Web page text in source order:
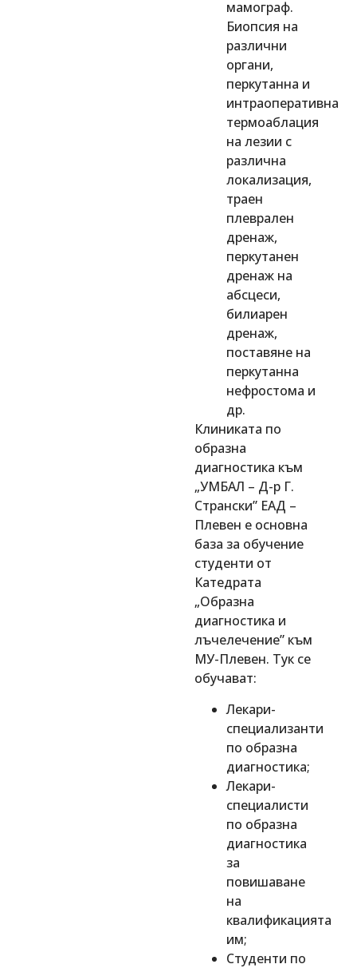
мамограф.
Биопсия на
различни
органи,
перкутанна и
интраоперативна
термоаблация
на лезии с
различна
локализация,
траен
плеврален
дренаж,
перкутанен
дренаж на
абсцеси,
билиарен
дренаж,
поставяне на
перкутанна
нефростома и
др.
Клиниката по
образна
диагностика към
„УМБАЛ – Д-р Г.
Странски” ЕАД –
Плевен е основна
база за обучение
студенти от
Катедрата
„Образна
диагностика и
лъчелечение” към
МУ-Плевен. Тук се
обучават:
Лекари-
специализанти
по образна
диагностика;
Лекари-
специалисти
по образна
диагностика
за
повишаване
на
квалификацията
им;
Студенти по